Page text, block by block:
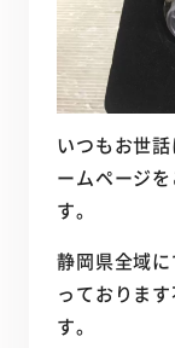
いつもお世
ームページ
す。
静岡県全域
っておりま
す。